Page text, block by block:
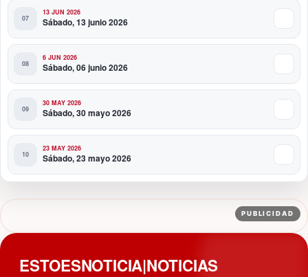
13 JUN 2026
Sábado, 13 junio 2026
6 JUN 2026
Sábado, 06 junio 2026
30 MAY 2026
Sábado, 30 mayo 2026
23 MAY 2026
Sábado, 23 mayo 2026
PUBLICIDAD
ESTOESNOTICIA|NOTICIAS